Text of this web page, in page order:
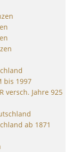
bis 1997
versch. Jahre 925
ab 1871